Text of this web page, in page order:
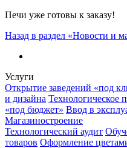
Печи уже готовы к заказу!
Назад в раздел «Новости и
Услуги
Открытие заведений «под
и дизайна Технологическое
«под бюджет» Ввод в
Магазиностроение
Технологический аудит
товаров Оформление